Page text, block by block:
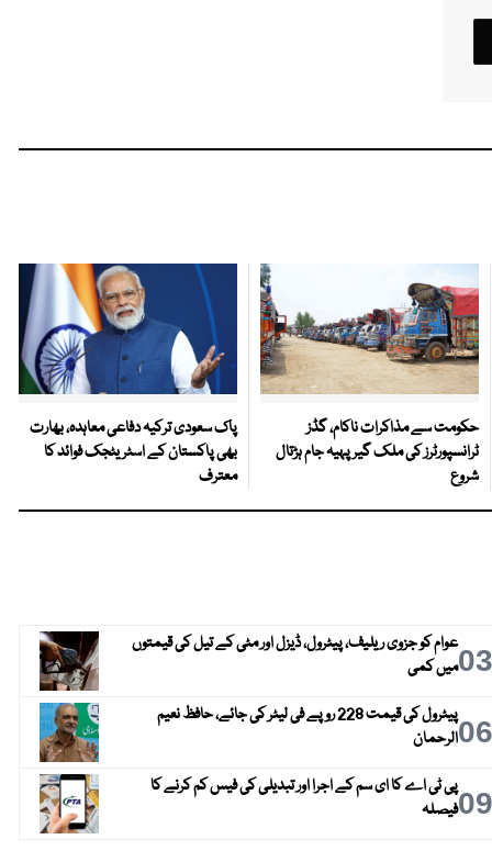
حکومت سے مذاکرات ناکام، گڈز
ٹرانسپورٹرز کی ملک گیر پہیہ جام ہڑتال
شروع
پاک سعودی ترکیہ دفاعی معاہدہ، بھارت
بھی پاکستان کے اسٹریٹجک فوائد کا
معترف
03عوام کو جزوی ریلیف، پیٹرول، ڈیزل اور مٹی کے تیل کی قیمتوں
میں کمی
06
پیٹرول کی قیمت 228 روپے فی لیٹر کی جائے، حافظ نعیم
الرحمان
09پی ٹی اے کا ای سم کے اجرا اور تبدیلی کی فیس کم کرنے کا
فیصلہ